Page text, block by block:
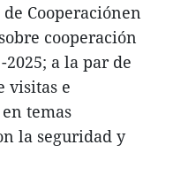
Cooperaciónen
cooperación
a la par de
visitas e
temas
la seguridad y